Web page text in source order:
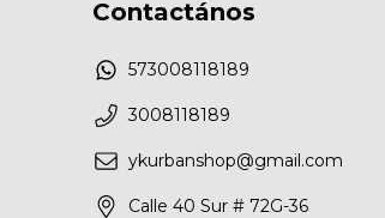
Contactános
573008118189
3008118189
ykurbanshop@gmail.com
Calle 40 Sur # 72G-36